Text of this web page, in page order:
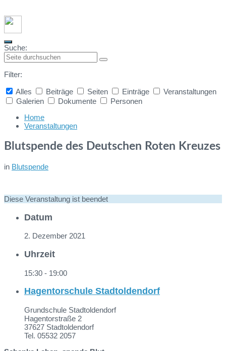
Suche:
Filter:
Alles
Beiträge Seiten Einträge
Veranstaltungen
Galerien
Dokumente Personen
search
Home
Veranstaltungen
Blutspende des Deutschen Roten Kreuzes
in Blutspende
Diese Veranstaltung ist beendet
Datum
2. Dezember 2021
Uhrzeit
15:30 - 19:00
Hagentorschule Stadtoldendorf
Grundschule Stadtoldendorf
Hagentorstraße 2
37627 Stadtoldendorf
Tel. 05532 2057